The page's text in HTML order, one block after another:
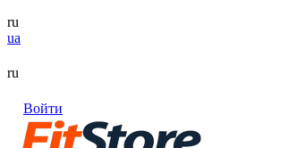
ru
ua
ru
Войти